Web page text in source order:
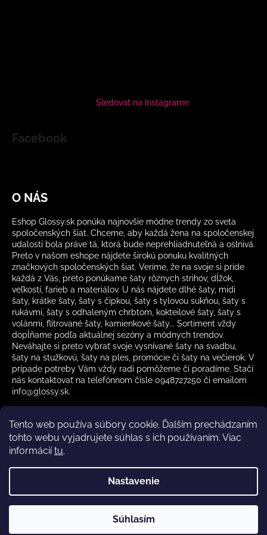
Tento web používa súbory cookie. Ďalším prechádzaním
tohto webu vyjadrujete súhlas s ich používaním. Viac
informáciítu.
Nastavenie
Súhlasím
Sledovať na Instagrame
Facebook
O NÁS
Eshop Glossy.sk ponúka najnovšie módne trendy zo sveta
spoločenských šiat. Chceme, aby každá žena na spoločenskej
udalosti bola práve tá, ktorá bude neprehliadnuteľná a oslnivá.
Preto v našom eshope nájdete širokú ponuku kvalitných
značkových spoločenských šiat. Veríme, že na svoje si príde
každá z Vás, preto ponúkame šaty rôznych strihov, dĺžok,
veľkostí, farieb a materiálov. U nás nájdete dlhé šaty, midi
šaty, krátke šaty, šaty s čipkou, šaty s tylovou sukňou, šaty s
rukávmi, šaty s odhaleným chrbtom, kokteilové šaty, šaty s
volánmi, flitrované šaty, kamienkové šaty... Sortiment vždy
dopĺňame podľa aktuálnej sezóny a módnych trendov.
Neváhajte si preto vybrať svoje vysnívané šaty na svadbu,
šaty na stužkovú, šaty na ples, promócie či šaty na večierok. V
prípade potreby Vám vždy radi pomôžeme či poradíme. Stačí
nás kontaktovať na telefónnom čísle 0948727250 či emailom
info@glossy.sk.
Kamenná predajňa otváracia doba CZ
Glossy.sk. Všetky práva vyhradené.